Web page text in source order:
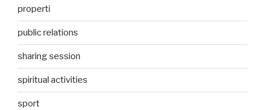
properti
public relations
sharing session
spiritual activities
sport